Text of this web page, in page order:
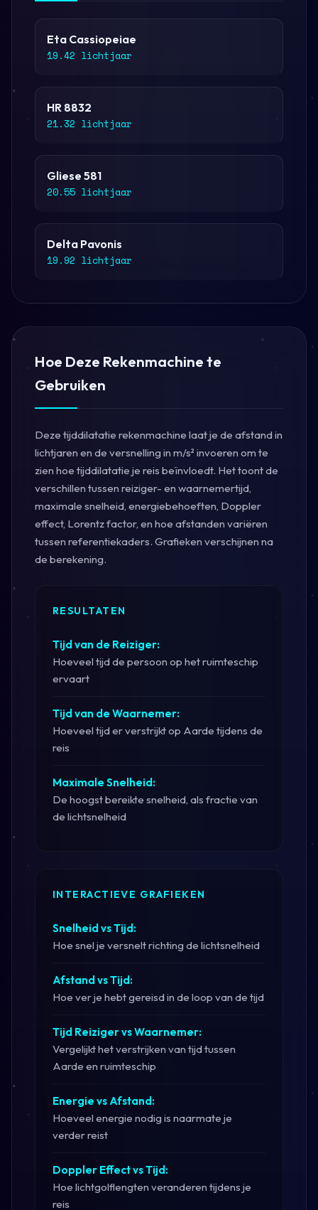
Eta Cassiopeiae
19.42 lichtjaar
HR 8832
21.32 lichtjaar
Gliese 581
20.55 lichtjaar
Delta Pavonis
19.92 lichtjaar
Hoe Deze Rekenmachine te
Gebruiken
Deze tijddilatatie rekenmachine laat je de afstand in
lichtjaren en de versnelling in m/s² invoeren om te
zien hoe tijddilatatie je reis beïnvloedt. Het toont de
verschillen tussen reiziger- en waarnemertijd,
maximale snelheid, energiebehoeften, Doppler
effect, Lorentz factor, en hoe afstanden variëren
tussen referentiekaders. Grafieken verschijnen na
de berekening.
RESULTATEN
Tijd van de Reiziger:
Hoeveel tijd de persoon op het ruimteschip
ervaart
Tijd van de Waarnemer:
Hoeveel tijd er verstrijkt op Aarde tijdens de
reis
Maximale Snelheid:
De hoogst bereikte snelheid, als fractie van
de lichtsnelheid
INTERACTIEVE GRAFIEKEN
Snelheid vs Tijd:
Hoe snel je versnelt richting de lichtsnelheid
Afstand vs Tijd:
Hoe ver je hebt gereisd in de loop van de tijd
Tijd Reiziger vs Waarnemer:
Vergelijkt het verstrijken van tijd tussen
Aarde en ruimteschip
Energie vs Afstand:
Hoeveel energie nodig is naarmate je
verder reist
Doppler Effect vs Tijd:
Hoe lichtgolflengten veranderen tijdens je
reis